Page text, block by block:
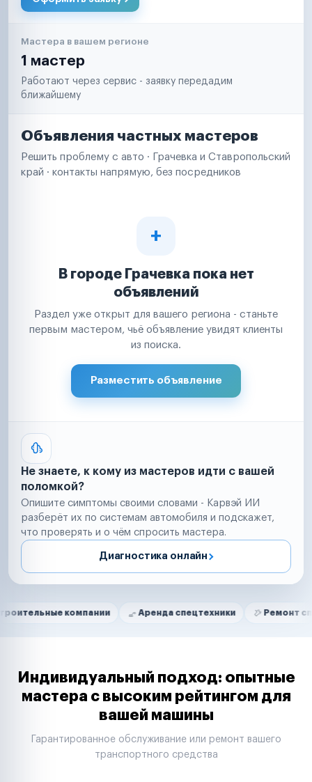
Мастера в вашем регионе
1 мастер
Работают через сервис - заявку передадим
ближайшему
Объявления частных мастеров
Решить проблему с авто · Грачевка и Ставропольский
край · контакты напрямую, без посредников
В городе Грачевка пока нет
объявлений
Раздел уже открыт для вашего региона - станьте
первым мастером, чьё объявление увидят клиенты
из поиска.
Разместить объявление
Не знаете, к кому из мастеров идти с вашей
поломкой?
Опишите симптомы своими словами - Карвэй ИИ
разберёт их по системам автомобиля и подскажет,
что проверять и о чём спросить мастера.
Диагностика онлайн
Нам доверяют
компании Аренда спецтехники Ремонт спецтехники
Маркетплейсы
Таксопарки
Автодилеры
Строительные компании
Аренда спецтехники
Индивидуальный подход: опытные
мастера с высоким рейтингом для
вашей машины
Гарантированное обслуживание или ремонт вашего
транспортного средства